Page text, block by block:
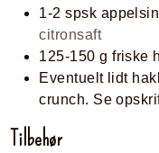
1-2 spsk
citronsaft
125-150 g friske
Eventuelt lidt
crunch. Se
Tilbehør